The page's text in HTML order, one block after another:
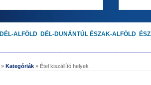
DÉL-ALFÖLD DÉL-DUNÁNTÚL ÉSZAK-ALFÖLD
» Kategóriák » Étel kiszállító helyek